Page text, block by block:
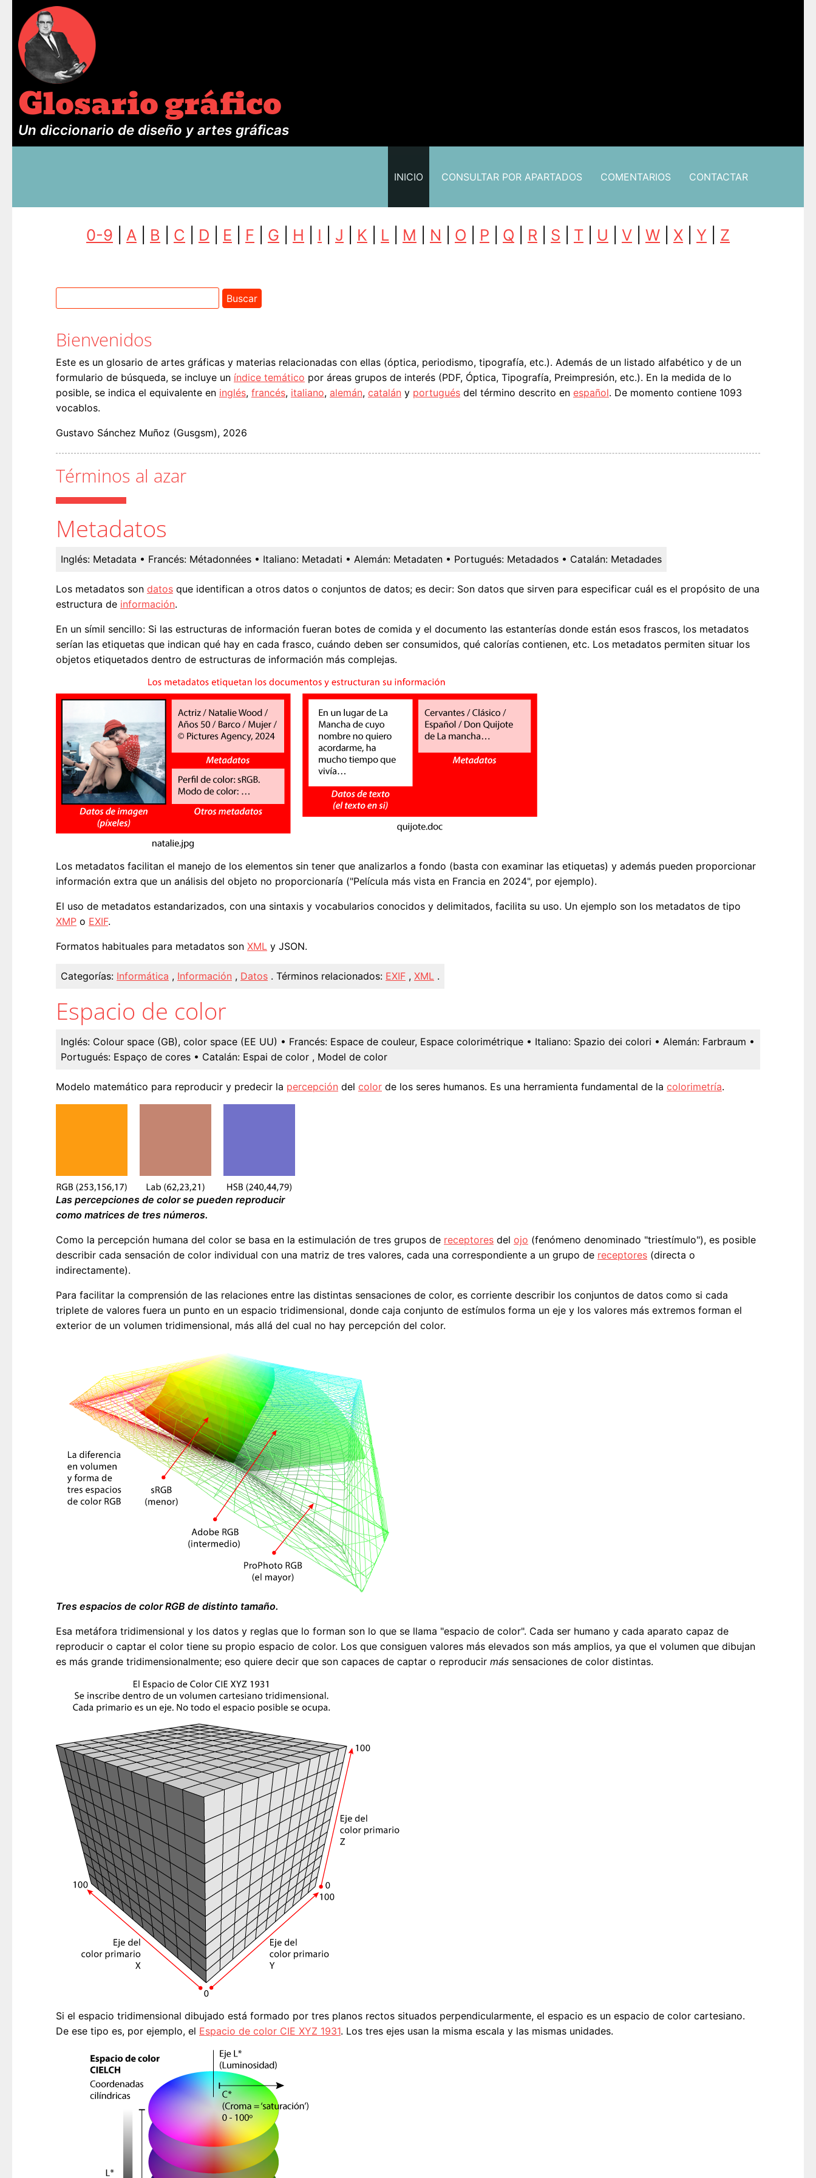
Glosario gráfico
Un diccionario de diseño y artes gráficas
INICIO CONSULTAR POR APARTADOS COMENTARIOS CONTACTAR
0-9 A B C D E F G H I J K L M N O P Q R S T U V W X Y Z
Bienvenidos
Este es un glosario de artes gráficas y materias relacionadas con ellas (óptica, periodismo, tipografía, etc.). Además de un listado alfabético y de un
formulario de búsqueda, se incluye un índice temático por áreas grupos de interés (PDF, Óptica, Tipografía, Preimpresión, etc.). En la medida de lo
posible, se indica el equivalente en inglés, francés, italiano, alemán, catalán y portugués del término descrito en español. De momento contiene 1093
vocablos.
Gustavo Sánchez Muñoz (Gusgsm), 2026
Términos al azar
Metadatos
Inglés: Metadata • Francés: Métadonnées • Italiano: Metadati • Alemán: Metadaten • Portugués: Metadados • Catalán: Metadades
Los metadatos son datos que identifican a otros datos o conjuntos de datos; es decir: Son datos que sirven para especificar cuál es el propósito de una
estructura de información.
En un símil sencillo: Si las estructuras de información fueran botes de comida y el documento las estanterías donde están esos frascos, los metadatos
serían las etiquetas que indican qué hay en cada frasco, cuándo deben ser consumidos, qué calorías contienen, etc. Los metadatos permiten situar los
objetos etiquetados dentro de estructuras de información más complejas.
Los metadatos facilitan el manejo de los elementos sin tener que analizarlos a fondo (basta con examinar las etiquetas) y además pueden proporcionar
información extra que un análisis del objeto no proporcionaría ("Película más vista en Francia en 2024", por ejemplo).
El uso de metadatos estandarizados, con una sintaxis y vocabularios conocidos y delimitados, facilita su uso. Un ejemplo son los metadatos de tipo
XMP o EXIF.
Formatos habituales para metadatos son XML y JSON.
Categorías: Informática , Información , Datos . Términos relacionados: EXIF , XML .
Espacio de color
Inglés: Colour space (GB), color space (EE UU) • Francés: Espace de couleur, Espace colorimétrique • Italiano: Spazio dei colori • Alemán: Farbraum •
Portugués: Espaço de cores • Catalán: Espai de color , Model de color
Modelo matemático para reproducir y predecir la percepción del color de los seres humanos. Es una herramienta fundamental de la colorimetría.
Las percepciones de color se pueden reproducir
como matrices de tres números.
Como la percepción humana del color se basa en la estimulación de tres grupos de receptores del ojo (fenómeno denominado "triestímulo"), es posible
describir cada sensación de color individual con una matriz de tres valores, cada una correspondiente a un grupo de receptores (directa o
indirectamente).
Para facilitar la comprensión de las relaciones entre las distintas sensaciones de color, es corriente describir los conjuntos de datos como si cada
triplete de valores fuera un punto en un espacio tridimensional, donde caja conjunto de estímulos forma un eje y los valores más extremos forman el
exterior de un volumen tridimensional, más allá del cual no hay percepción del color.
Tres espacios de color RGB de distinto tamaño.
Esa metáfora tridimensional y los datos y reglas que lo forman son lo que se llama "espacio de color". Cada ser humano y cada aparato capaz de
reproducir o captar el color tiene su propio espacio de color. Los que consiguen valores más elevados son más amplios, ya que el volumen que dibujan
es más grande tridimensionalmente; eso quiere decir que son capaces de captar o reproducir más sensaciones de color distintas.
Si el espacio tridimensional dibujado está formado por tres planos rectos situados perpendicularmente, el espacio es un espacio de color cartesiano.
De ese tipo es, por ejemplo, el Espacio de color CIE XYZ 1931. Los tres ejes usan la misma escala y las mismas unidades.